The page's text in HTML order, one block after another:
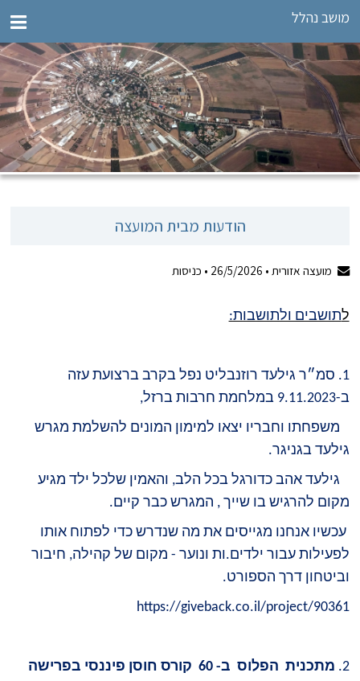
מושב נהלל
הודעות מבית המועצה
מועצה אזורית • 26/5/2026
• כניסות
לתושבים ולתושבות:
1. סמ״ר גילעד רוזנבליט נפל בקרב ברצועת עזה
ב-9.11.2023 במלחמת חרבות ברזל,
משפחתו וחבריו יצאו למימון המונים להשלמת מגרש
גילעד בגניגר.
גילעד אהב כדורגל בכל הלב, והאמין שלכל ילד מגיע
מקום להרגיש בו שייך ,️ המגרש כבר קיים.
עכשיו אנחנו מגייסים את מה שנדרש כדי לפתוח אותו
לפעילות עבור ילדים.ות ונוער - מקום של קהילה, חיבור
וביטחון דרך הספורט.
https://giveback.co.il/project/90361
2. מתכנית הפלוס ב- 60 קורס חוסן פיננסי בפרישה